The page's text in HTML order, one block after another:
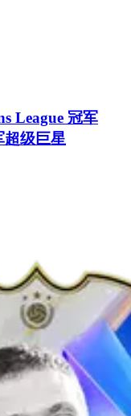
League 冠军
超级巨星